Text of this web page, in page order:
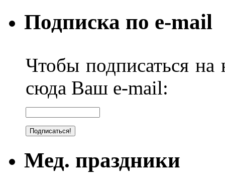
Подписка по e-mail
Чтобы подписаться на
сюда Ваш e-mail:
Мед. праздники